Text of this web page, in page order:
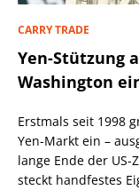
CARRY TRADE
Yen-Stützung
Washington
Erstmals seit 1998
Yen-Markt ein –
lange Ende der
steckt handfestes